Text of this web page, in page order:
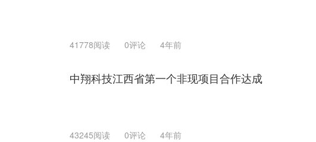
41778阅读 0评论 4年前
中翔科技江西省第一个非现项目合作达成
43245阅读 0评论 4年前